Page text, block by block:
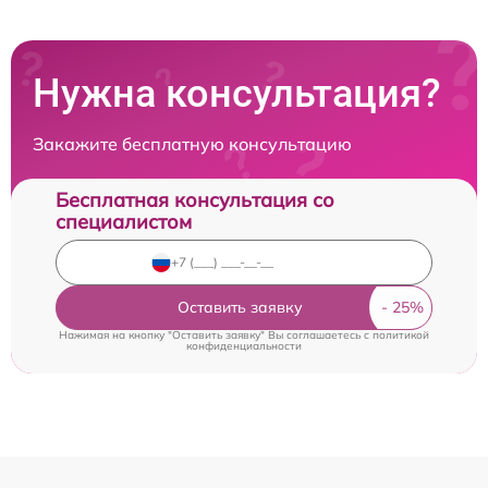
Нужна консультация?
Закажите бесплатную консультацию
Бесплатная консультация со
специалистом
Оставить заявку
Нажимая на кнопку "Оставить заявку" Вы соглашаетесь cполитикой
конфиденциальности